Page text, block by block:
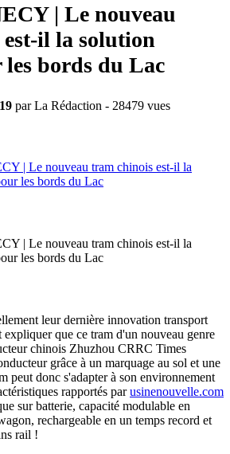
| Le nouveau
il la solution
bords du Lac
par La Rédaction - 28479 vues
leur dernière innovation transport
que ce tram d'un nouveau genre
chinois Zhuzhou CRRC Times
grâce à un marquage au sol et une
peut donc s'adapter à son environnement
rapportés parusinenouvelle.com
sur batterie, capacité modulable en
rechargeable en un temps record et
rail !